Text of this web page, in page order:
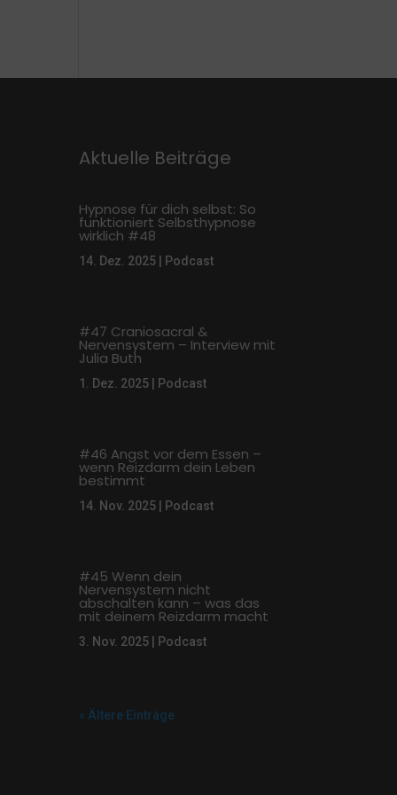
Aktuelle Beiträge
Hypnose für dich selbst: So
funktioniert Selbsthypnose
wirklich #48
14. Dez. 2025 Podcast
#47 Craniosacral &
Nervensystem – Interview mit
Julia Buth
1. Dez. 2025 Podcast
#46 Angst vor dem Essen –
wenn Reizdarm dein Leben
bestimmt
14. Nov. 2025 Podcast
#45 Wenn dein
Nervensystem nicht
abschalten kann – was das
mit deinem Reizdarm macht
3. Nov. 2025 Podcast
« Ältere Einträge